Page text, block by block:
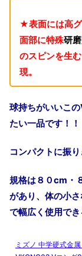
★表面には高
面部に特殊研磨
のスピンを生
現。
球持ちがいいこの
たい一品です！！
コンパクトに振
規格は８０cm ・
があり、体の小
で幅広く使用で
ミズノ 中学硬式金属